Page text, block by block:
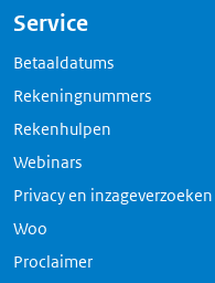
Service
Betaaldatums
Rekeningnummers
Rekenhulpen
Webinars
Privacy en inzageverzoeken
Woo
Proclaimer